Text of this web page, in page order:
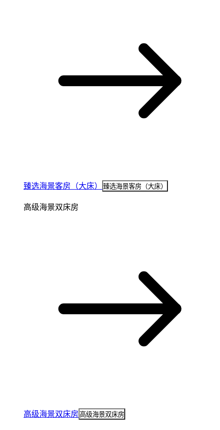
臻选海景客房（大床） 臻选海景客房（大床）
高级海景双床房
高级海景双床房 高级海景双床房